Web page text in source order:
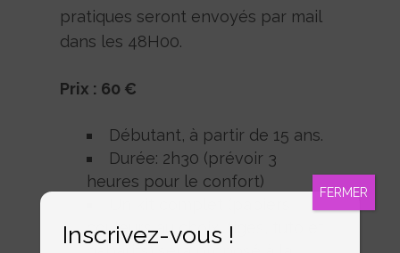
pratiques seront envoyés par mail
dans les 48H00.
Prix : 60 €
Débutant, à partir de 15 ans.
Durée: 2h30 (prévoir 3
heures pour le confort)
couleurs au choix, tiges, tuto et
Inscrivez-vous !
FERMER